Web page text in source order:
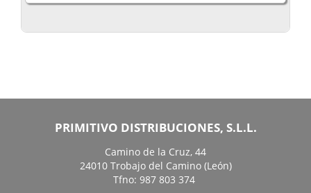
PRIMITIVO DISTRIBUCIONES, S.L.L.
Camino de la Cruz, 44
24010 Trobajo del Camino (León)
Tfno: 987 803 374